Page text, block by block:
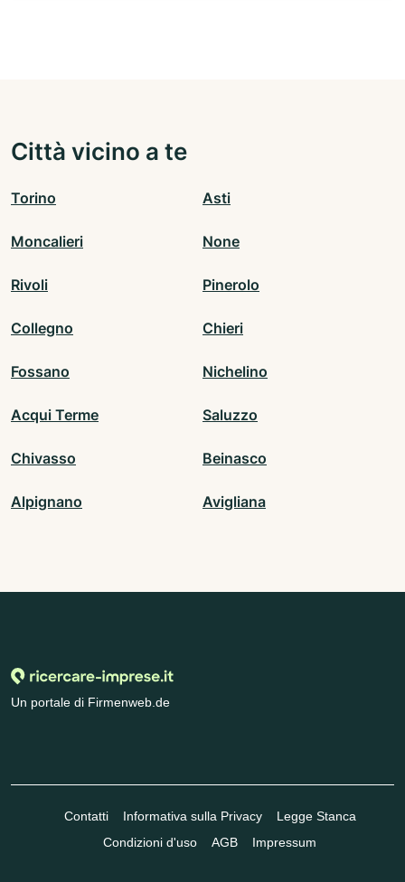
Città vicino a te
Torino Asti
Moncalieri None
Rivoli Pinerolo
Collegno Chieri
Fossano Nichelino
Acqui Terme Saluzzo
Chivasso Beinasco
Alpignano Avigliana
Un portale di Firmenweb.de
Contatti Informativa sulla Privacy
Legge Stanca
Condizioni d'uso
AGB Impressum